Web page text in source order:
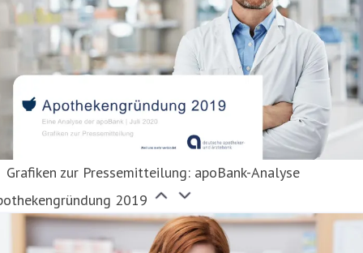
Grafiken zur Pressemitteilung: apoBank-Analyse
2019